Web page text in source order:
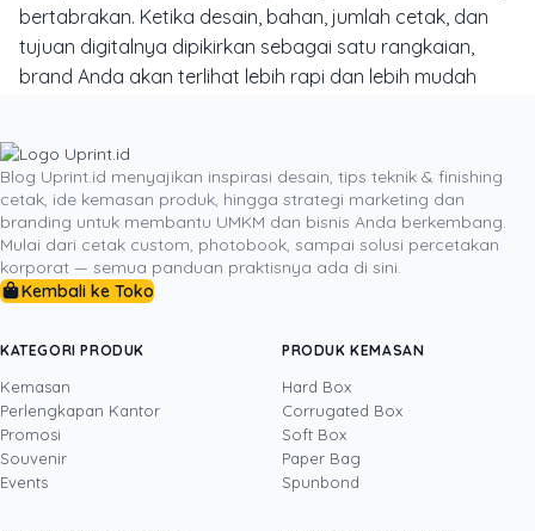
bertabrakan. Ketika desain, bahan, jumlah cetak, dan
tujuan digitalnya dipikirkan sebagai satu rangkaian,
brand Anda akan terlihat lebih rapi dan lebih mudah
Mulailah dari materi yang paling sering dipakai: kartu
nama, flyer, stiker kemasan, poster, atau voucher. Tinjau
apakah semuanya sudah membawa pesan yang sama
dan mengarahkan pelanggan ke langkah digital yang
jelas. Jika belum, sekarang saat yang tepat untuk
merapikannya bersama Uprint agar fungsi cetaknya
mendukung hasil bisnis yang Anda incar.
DITULIS OLEH
· Project Manager
Blog Uprint.id menyajikan inspirasi desain, tips teknik & finishing
cetak, ide kemasan produk, hingga strategi marketing dan
branding untuk membantu UMKM dan bisnis Anda berkembang.
Mulai dari cetak custom, photobook, sampai solusi percetakan
korporat — semua panduan praktisnya ada di sini.
Kembali ke Toko
KATEGORI PRODUK
Kemasan
Perlengkapan Kantor
Promosi
Souvenir
Events
PRODUK KEMASAN
Hard Box
Corrugated Box
Soft Box
Paper Bag
Spunbond